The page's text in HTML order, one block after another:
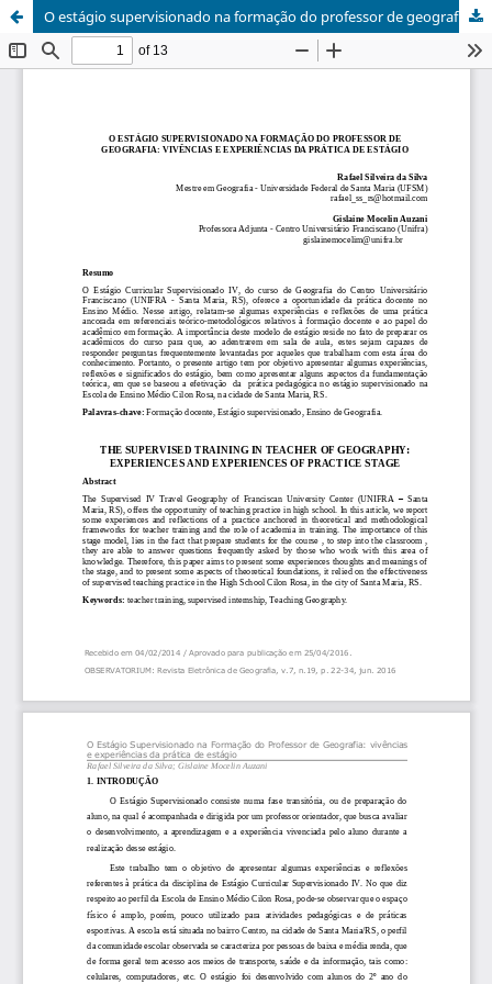
O estágio supervisionado na formação do professor de geografia: vivências e experiências da prática de estágio / The supervised training in teacher of geography: experiences and experiences of practice stage